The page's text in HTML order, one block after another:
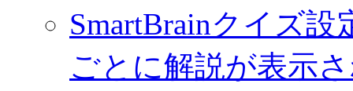
SmartBrainクイズ
ごとに解説が表示